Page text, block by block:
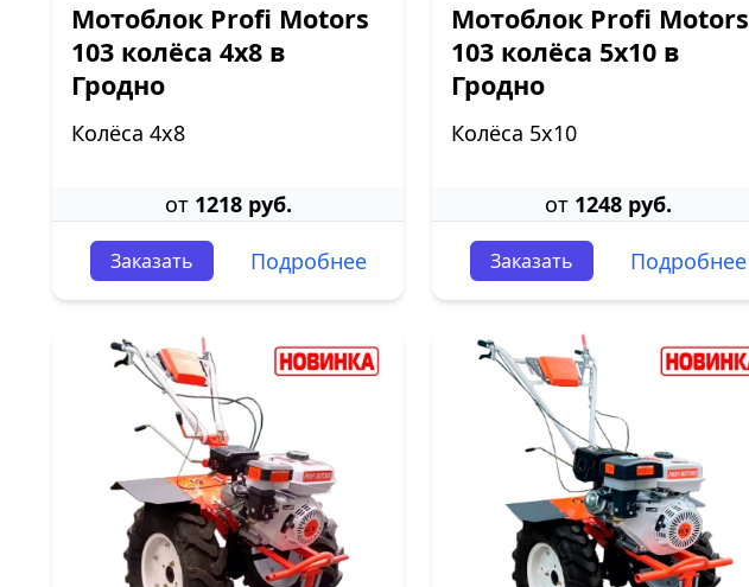
Мотоблок Profi Motors
103 колёса 4х8 в
Гродно
Колёса 4х8
от 1218 руб.
Заказать Подробнее
Мотоблок Profi Motors
103 колёса 5х10 в
Гродно
Колёса 5х10
от 1248 руб.
Заказать Подробнее